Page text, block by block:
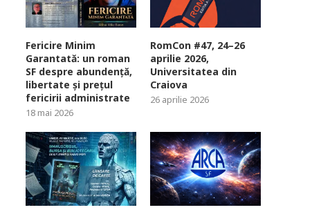
Fericire Minim
Garantată: un roman
SF despre abundență,
libertate și prețul
fericirii administrate
18 mai 2026
RomCon #47, 24–26
aprilie 2026,
Universitatea din
Craiova
26 aprilie 2026